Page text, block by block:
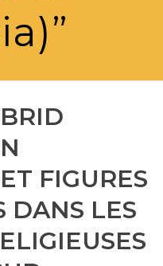
FIGURES
DANS LES